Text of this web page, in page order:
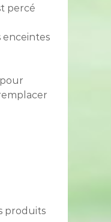
percé
enceintes
produits